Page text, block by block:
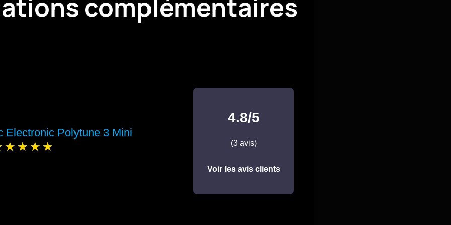
Electronic Polytune 3 Mini
4.8/5
(3 avis)
Voir les avis clients